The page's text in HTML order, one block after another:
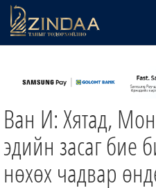
ТВ8
ӨГЛӨӨНИЙ СОНИН
АУДИО ЗОХИОЛ
ЗИНДАА СЭТГҮҮЛ
Ван И: Хятад,
эдийн засаг бие
нөхөх чадвар